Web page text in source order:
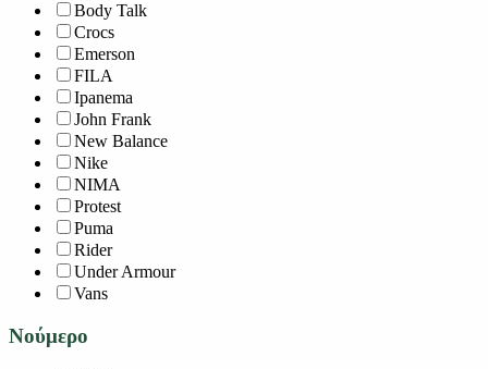
Body Talk
Crocs
Emerson
FILA
Ipanema
John Frank
New Balance
Nike
NIMA
Protest
Puma
Rider
Under Armour
Vans
Νούμερο